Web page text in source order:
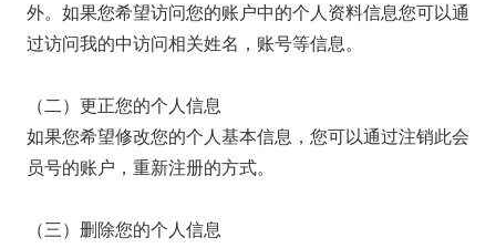
外。如果您希望访问您的账户中的个人资料信息您可以通
过访问我的中访问相关姓名，账号等信息。
（二）更正您的个人信息
如果您希望修改您的个人基本信息，您可以通过注销此会
员号的账户，重新注册的方式。
（三）删除您的个人信息